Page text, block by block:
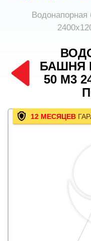
БАШНЯ
50 М3
12 МЕСЯЦЕВ